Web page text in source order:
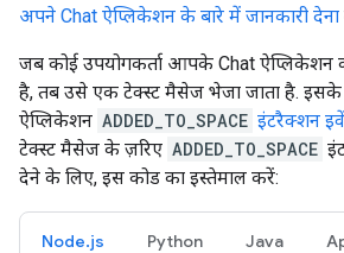
अपने Chat ऐप्लिकेशन के बारे में जानकारी देना
जब कोई उपयोगकर्ता आपके Chat ऐप्लिकेशन
है, तब उसे एक टेक्स्ट मैसेज भेजा जाता है.
ऐप्लिकेशन ADDED_TO_SPACE इंटरैक्शन
टेक्स्ट मैसेज के ज़रिए ADDED_TO_SPACE
देने के लिए, इस कोड का इस्तेमाल करें:
Node.js Python Java